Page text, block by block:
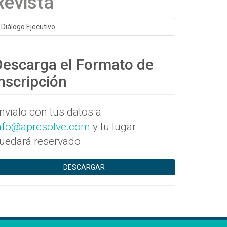
Diálogo Ejecutivo
el Formato de
con tus datos a
y tu lugar
reservado
DESCARGAR